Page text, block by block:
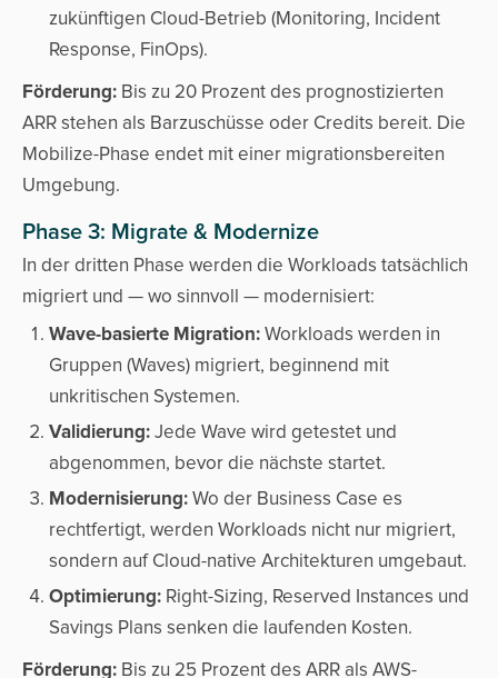
zukünftigen Cloud-Betrieb (Monitoring, Incident
Response, FinOps).
Förderung: Bis zu 20 Prozent des prognostizierten
ARR stehen als Barzuschüsse oder Credits bereit. Die
Mobilize-Phase endet mit einer migrationsbereiten
Umgebung.
Phase 3: Migrate & Modernize
In der dritten Phase werden die Workloads tatsächlich
migriert und — wo sinnvoll — modernisiert:
Wave-basierte Migration: Workloads werden in
Gruppen (Waves) migriert, beginnend mit
unkritischen Systemen.
Validierung: Jede Wave wird getestet und
abgenommen, bevor die nächste startet.
Modernisierung: Wo der Business Case es
rechtfertigt, werden Workloads nicht nur migriert,
sondern auf Cloud-native Architekturen umgebaut.
Optimierung: Right-Sizing, Reserved Instances und
Savings Plans senken die laufenden Kosten.
Förderung: Bis zu 25 Prozent des ARR als AWS-